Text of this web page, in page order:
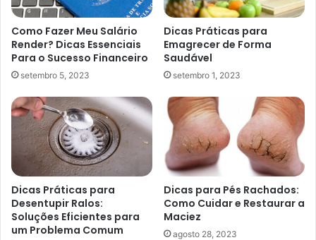
Como Fazer Meu Salário
Render? Dicas Essenciais
Para o Sucesso Financeiro
setembro 5, 2023
Dicas Práticas para
Emagrecer de Forma
Saudável
setembro 1, 2023
Dicas Práticas para
Desentupir Ralos:
Soluções Eficientes para
um Problema Comum
Dicas para Pés Rachados:
Como Cuidar e Restaurar a
Maciez
agosto 28, 2023